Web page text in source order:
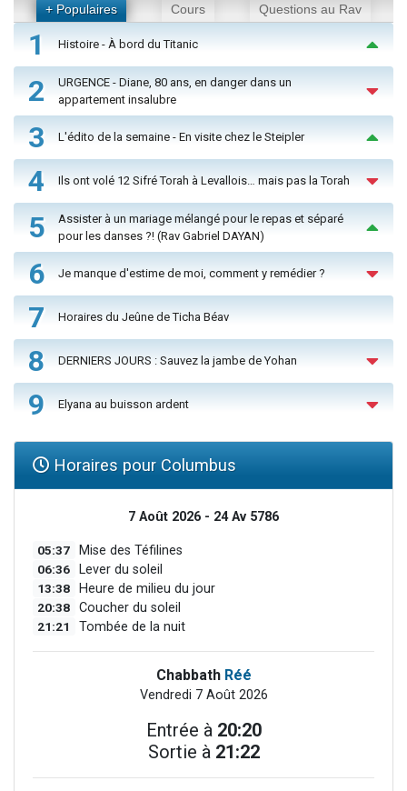
+ Populaires Cours Questions au Rav
1 Histoire - À bord du Titanic
2
URGENCE - Diane, 80 ans, en danger dans un
appartement insalubre
3 L'édito de la semaine - En visite chez le Steipler
4 Ils ont volé 12 Sifré Torah à Levallois… mais pas la Torah
5
Assister à un mariage mélangé pour le repas et séparé
pour les danses ?! (Rav Gabriel DAYAN)
6 Je manque d'estime de moi, comment y remédier ?
7 Horaires du Jeûne de Ticha Béav
8 DERNIERS JOURS : Sauvez la jambe de Yohan
9 Elyana au buisson ardent
Horaires pour Columbus
7 Août 2026 - 24 Av 5786
05:37 Mise des Téfilines
06:36 Lever du soleil
13:38 Heure de milieu du jour
20:38 Coucher du soleil
21:21 Tombée de la nuit
Chabbath Réé
Vendredi 7 Août 2026
Entrée à 20:20
Sortie à 21:22